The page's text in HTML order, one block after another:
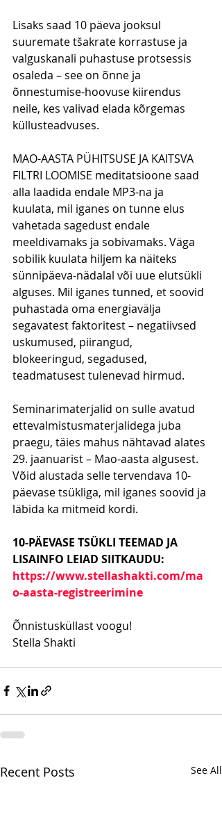
Lisaks saad 10 päeva jooksul
suuremate tšakrate korrastuse ja
valguskanali puhastuse protsessis
osaleda – see on õnne ja
õnnestumise-hoovuse kiirendus
neile, kes valivad elada kõrgemas
küllusteadvuses.
MAO-AASTA PÜHITSUSE JA KAITSVA
FILTRI LOOMISE meditatsioone saad
alla laadida endale MP3-na ja
kuulata, mil iganes on tunne elus
vahetada sagedust endale
meeldivamaks ja sobivamaks. Väga
sobilik kuulata hiljem ka näiteks
sünnipäeva-nädalal või uue elutsükli
alguses. Mil iganes tunned, et soovid
puhastada oma energiavälja
segavatest faktoritest – negatiivsed
uskumused, piirangud,
blokeeringud, segadused,
teadmatusest tulenevad hirmud.
Seminarimaterjalid on sulle avatud
ettevalmistusmaterjalidega juba
praegu, täies mahus nähtavad alates
29. jaanuarist – Mao-aasta algusest.
Võid alustada selle tervendava 10-
päevase tsükliga, mil iganes soovid ja
läbida ka mitmeid kordi.​
10-PÄEVASE TSÜKLI TEEMAD JA
LISAINFO LEIAD SIITKAUDU:
https://www.stellashakti.com/ma
o-aasta-registreerimine
Õnnistusküllast voogu!
Stella Shakti
Recent Posts See All